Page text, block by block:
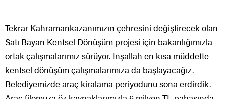
Tekrar Kahramankazanımızın çehresini değiştirecek olan
Satı Bayan Kentsel Dönüşüm projesi için bakanlığımızla
ortak çalışmalarımız sürüyor. İnşallah en kısa müddette
kentsel dönüşüm çalışmalarımıza da başlayacağız.
Belediyemizde araç kiralama periyodunu sona erdirdik.